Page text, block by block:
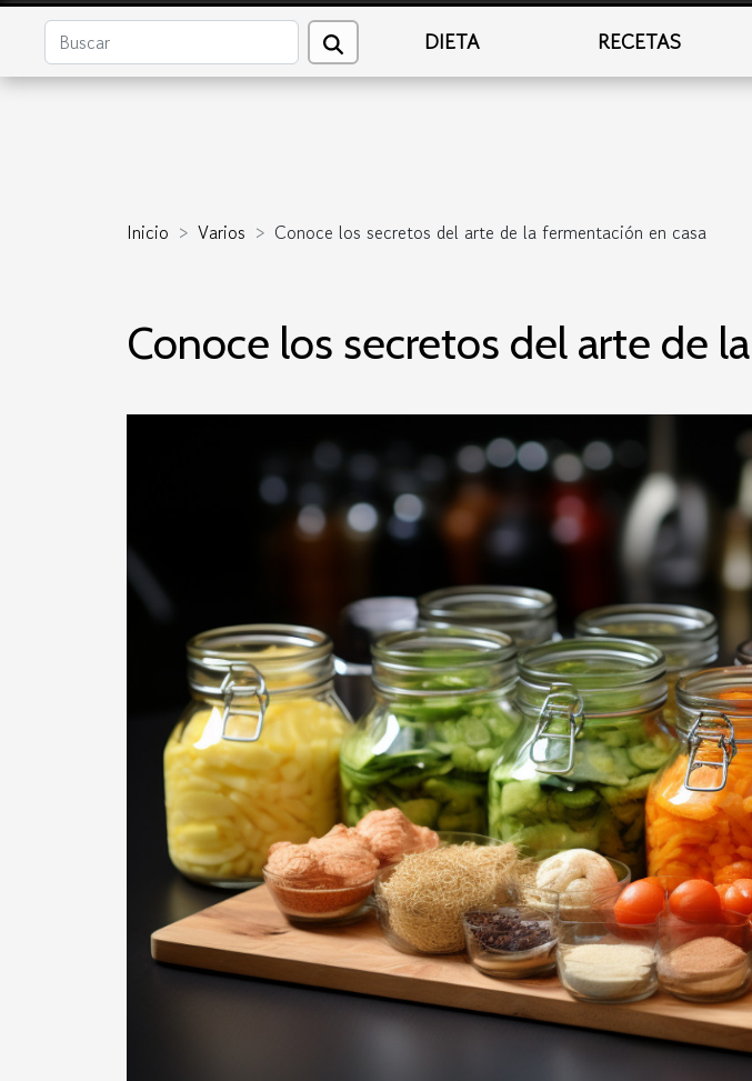
DIETA RECETAS
Inicio Varios Conoce los secretos del arte de la fermentación en casa
Conoce los secretos del arte de